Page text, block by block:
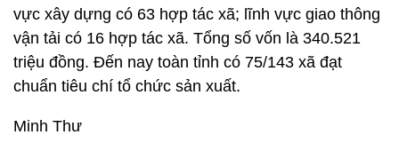
vực xây dựng có 63 hợp tác xã; lĩnh vực giao thông
vận tải có 16 hợp tác xã. Tổng số vốn là 340.521
triệu đồng. Đến nay toàn tỉnh có 75/143 xã đạt
chuẩn tiêu chí tổ chức sản xuất.
Minh Thư